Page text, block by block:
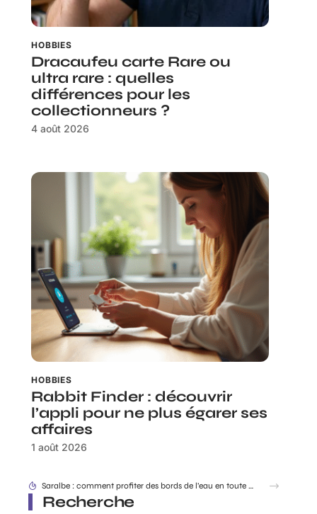
HOBBIES
Dracaufeu carte Rare ou
ultra rare : quelles
différences pour les
collectionneurs ?
4 août 2026
HOBBIES
Rabbit Finder : découvrir
l’appli pour ne plus égarer ses
affaires
1 août 2026
Dracaufeu carte Rare ou ultra rare : quelles différences pour les collectionneurs ?
Recherche